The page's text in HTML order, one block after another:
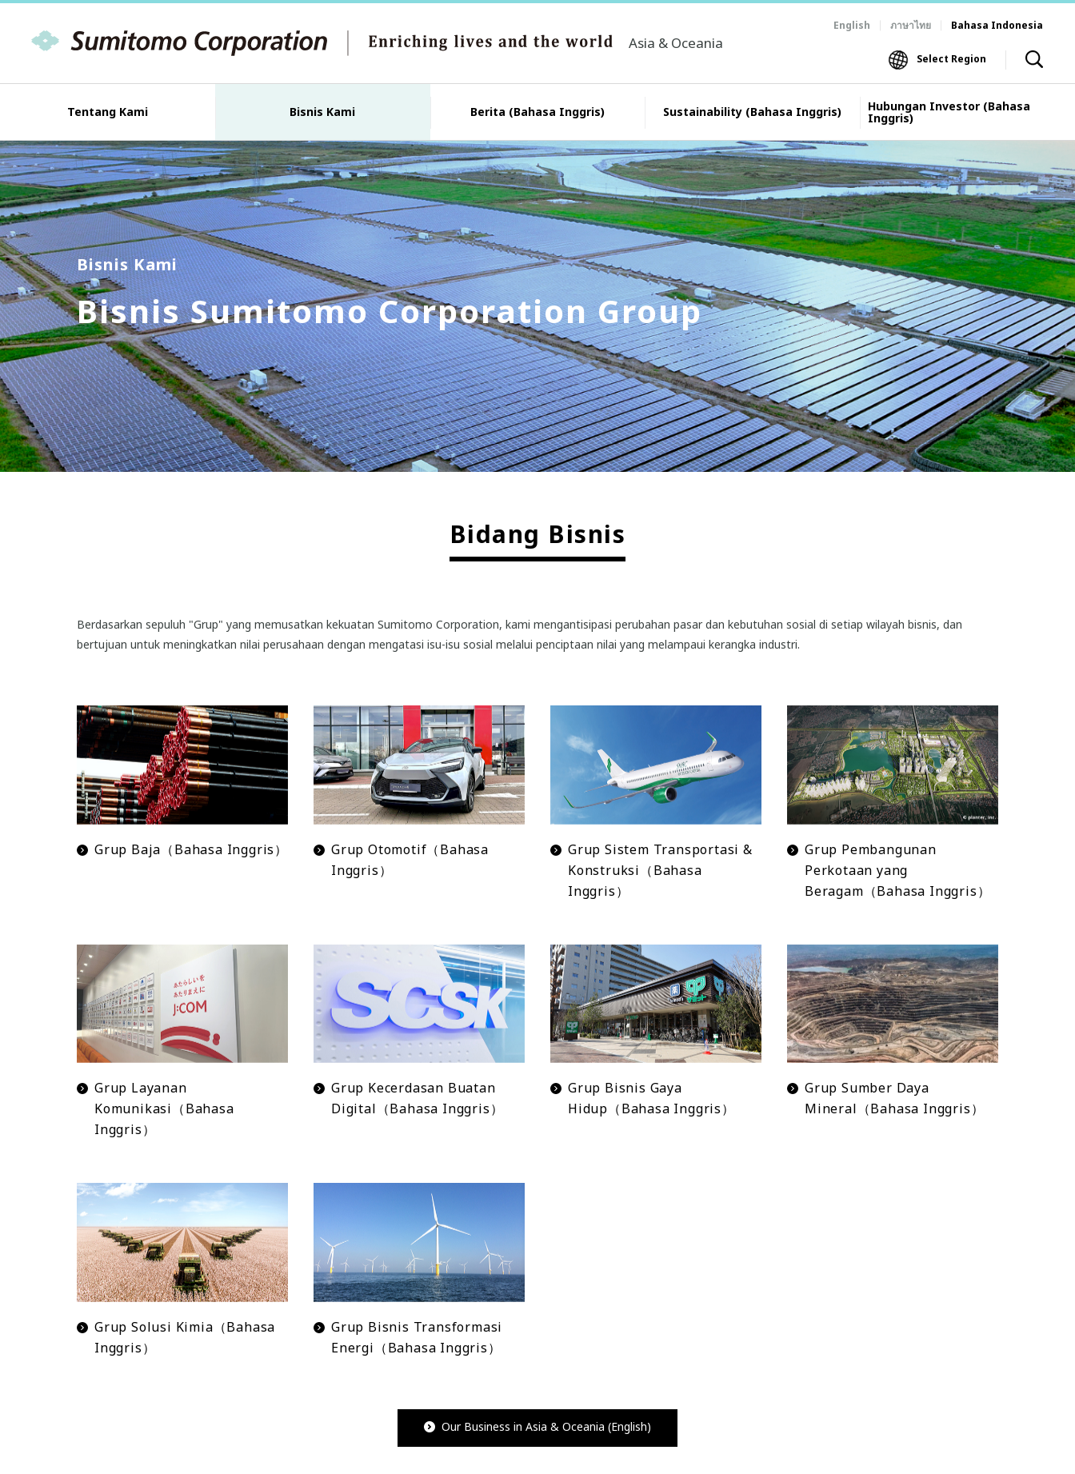
Asia & Oceania
English ภาษาไทย Bahasa Indonesia
Select Region
Tentang Kami Bisnis Kami Berita (Bahasa Inggris) Sustainability (Bahasa Inggris) Hubungan Investor (Bahasa
Inggris)
Bisnis Kami
Bisnis Sumitomo Corporation Group
Bidang Bisnis
Berdasarkan sepuluh "Grup" yang memusatkan kekuatan Sumitomo Corporation, kami mengantisipasi perubahan pasar dan kebutuhan sosial di setiap wilayah bisnis, dan
bertujuan untuk meningkatkan nilai perusahaan dengan mengatasi isu-isu sosial melalui penciptaan nilai yang melampaui kerangka industri.
Grup Baja（Bahasa Inggris）
Grup Otomotif（Bahasa
Inggris）
Grup Sistem Transportasi &
Konstruksi（Bahasa
Inggris）
Grup Pembangunan
Perkotaan yang
Beragam（Bahasa Inggris）
Grup Layanan
Komunikasi（Bahasa
Inggris）
Grup Kecerdasan Buatan
Digital（Bahasa Inggris）
Grup Bisnis Gaya
Hidup（Bahasa Inggris）
Grup Sumber Daya
Mineral（Bahasa Inggris）
Grup Solusi Kimia（Bahasa
Inggris）
Grup Bisnis Transformasi
Energi（Bahasa Inggris）
Our Business in Asia & Oceania (English)